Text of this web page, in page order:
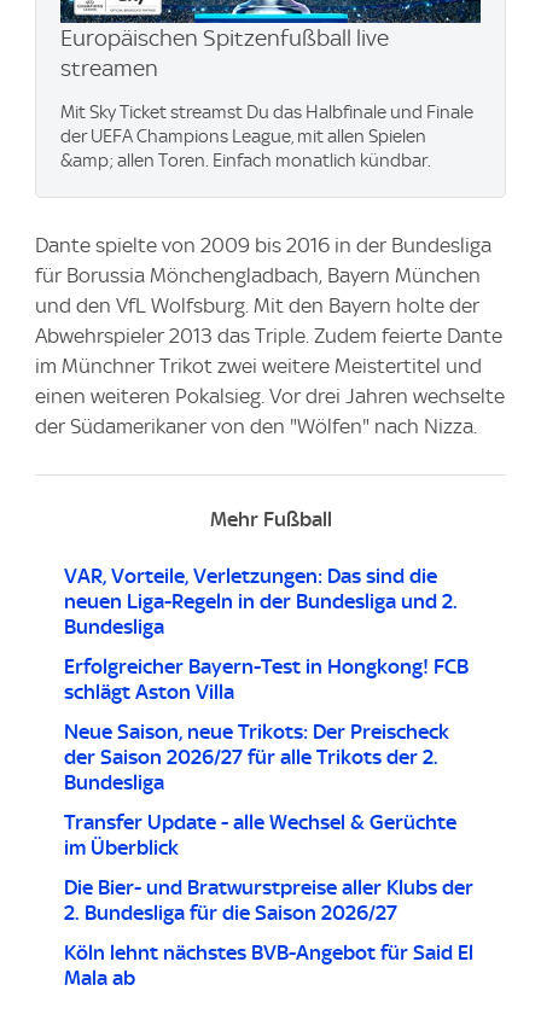
Europäischen Spitzenfußball live
streamen
Mit Sky Ticket streamst Du das Halbfinale und Finale
der UEFA Champions League, mit allen Spielen
&amp; allen Toren. Einfach monatlich kündbar.
Dante spielte von 2009 bis 2016 in der Bundesliga
für Borussia Mönchengladbach, Bayern München
und den VfL Wolfsburg. Mit den Bayern holte der
Abwehrspieler 2013 das Triple. Zudem feierte Dante
im Münchner Trikot zwei weitere Meistertitel und
einen weiteren Pokalsieg. Vor drei Jahren wechselte
der Südamerikaner von den "Wölfen" nach Nizza.
Mehr Fußball
VAR, Vorteile, Verletzungen: Das sind die
neuen Liga-Regeln in der Bundesliga und 2.
Bundesliga
Erfolgreicher Bayern-Test in Hongkong! FCB
schlägt Aston Villa
Neue Saison, neue Trikots: Der Preischeck
der Saison 2026/27 für alle Trikots der 2.
Bundesliga
Transfer Update - alle Wechsel & Gerüchte
im Überblick
Die Bier- und Bratwurstpreise aller Klubs der
2. Bundesliga für die Saison 2026/27
Köln lehnt nächstes BVB-Angebot für Said El
Mala ab